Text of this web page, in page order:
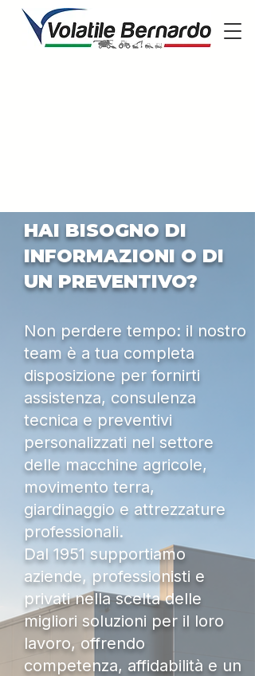
HAI BISOGNO DI
INFORMAZIONI O DI
UN PREVENTIVO?
Non perdere tempo: il nostro
team è a tua completa
disposizione per fornirti
assistenza, consulenza
tecnica e preventivi
personalizzati nel settore
delle macchine agricole,
movimento terra,
giardinaggio e attrezzature
professionali.
Dal 1951 supportiamo
aziende, professionisti e
privati nella scelta delle
migliori soluzioni per il loro
lavoro, offrendo
competenza, affidabilità e un